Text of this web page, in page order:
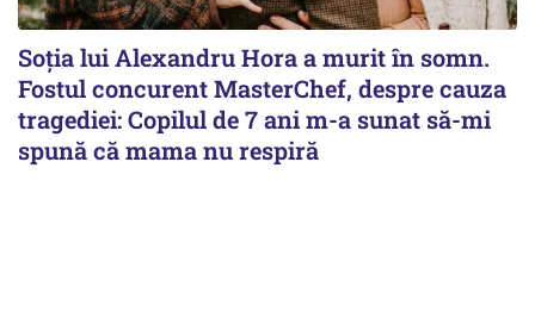
Soția lui Alexandru Hora a murit în somn.
Fostul concurent MasterChef, despre cauza
tragediei: Copilul de 7 ani m-a sunat să-mi
spună că mama nu respiră